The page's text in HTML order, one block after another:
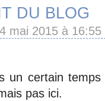
DU BLOG
mai 2015 à 16:55
un certain
pas ici.